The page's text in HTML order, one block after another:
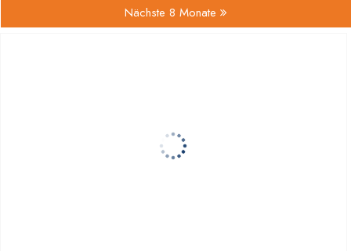
Nächste 8 Monate